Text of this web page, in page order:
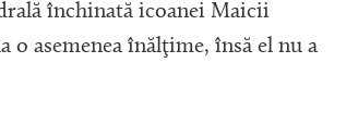
închinată icoanei Maicii
asemenea înălţime, însă el nu a